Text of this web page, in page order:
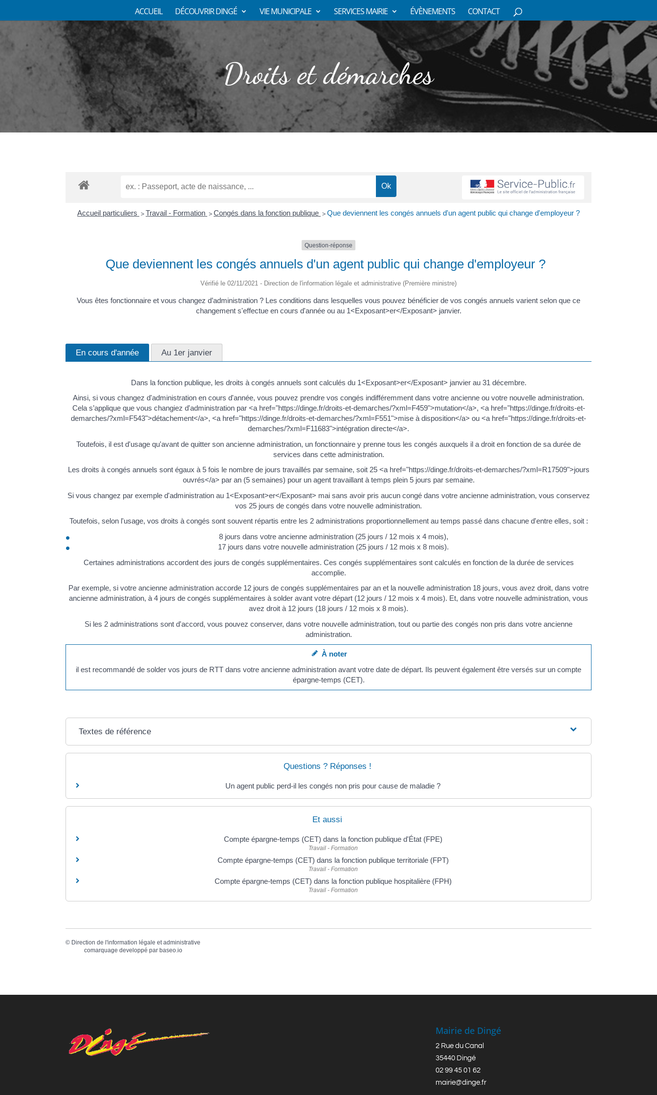
ACCUEIL DÉCOUVRIR DINGÉ VIE MUNICIPALE SERVICES MAIRIE ÉVÈNEMENTS CONTACT
Droits et démarches
Accueil particuliers > Travail - Formation > Congés dans la fonction publique > Que deviennent les congés annuels d'un agent public qui change d'employeur ?
Question-réponse
Que deviennent les congés annuels d'un agent public qui change d'employeur ?
Vérifié le 02/11/2021 - Direction de l'information légale et administrative (Première ministre)
Vous êtes fonctionnaire et vous changez d’administration ? Les conditions dans lesquelles vous pouvez bénéficier de vos congés annuels varient selon que ce
changement s'effectue en cours d'année ou au 1<Exposant>er</Exposant> janvier.
En cours d'année Au 1er janvier
Dans la fonction publique, les droits à congés annuels sont calculés du 1<Exposant>er</Exposant> janvier au 31 décembre.
Ainsi, si vous changez d'administration en cours d'année, vous pouvez prendre vos congés indifféremment dans votre ancienne ou votre nouvelle administration.
Cela s’applique que vous changiez d'administration par <a href="https://dinge.fr/droits-et-demarches/?xml=F459">mutation</a>, <a href="https://dinge.fr/droits-et-
demarches/?xml=F543">détachement</a>, <a href="https://dinge.fr/droits-et-demarches/?xml=F551">mise à disposition</a> ou <a href="https://dinge.fr/droits-et-
demarches/?xml=F11683">intégration directe</a>.
Toutefois, il est d'usage qu'avant de quitter son ancienne administration, un fonctionnaire y prenne tous les congés auxquels il a droit en fonction de sa durée de
services dans cette administration.
Les droits à congés annuels sont égaux à 5 fois le nombre de jours travaillés par semaine, soit 25 <a href="https://dinge.fr/droits-et-demarches/?xml=R17509">jours
ouvrés</a> par an (5 semaines) pour un agent travaillant à temps plein 5 jours par semaine.
Si vous changez par exemple d'administration au 1<Exposant>er</Exposant> mai sans avoir pris aucun congé dans votre ancienne administration, vous conservez
vos 25 jours de congés dans votre nouvelle administration.
Toutefois, selon l'usage, vos droits à congés sont souvent répartis entre les 2 administrations proportionnellement au temps passé dans chacune d'entre elles, soit :
8 jours dans votre ancienne administration (25 jours / 12 mois x 4 mois),
17 jours dans votre nouvelle administration (25 jours / 12 mois x 8 mois).
Certaines administrations accordent des jours de congés supplémentaires. Ces congés supplémentaires sont calculés en fonction de la durée de services
accomplie.
Par exemple, si votre ancienne administration accorde 12 jours de congés supplémentaires par an et la nouvelle administration 18 jours, vous avez droit, dans votre
ancienne administration, à 4 jours de congés supplémentaires à solder avant votre départ (12 jours / 12 mois x 4 mois). Et, dans votre nouvelle administration, vous
avez droit à 12 jours (18 jours / 12 mois x 8 mois).
Si les 2 administrations sont d'accord, vous pouvez conserver, dans votre nouvelle administration, tout ou partie des congés non pris dans votre ancienne
administration.
À noter
il est recommandé de solder vos jours de RTT dans votre ancienne administration avant votre date de départ. Ils peuvent également être versés sur un compte
épargne-temps (CET).
Textes de référence
Questions ? Réponses !
Un agent public perd-il les congés non pris pour cause de maladie ?
Et aussi
Compte épargne-temps (CET) dans la fonction publique d'État (FPE)
Travail - Formation
Compte épargne-temps (CET) dans la fonction publique territoriale (FPT)
Travail - Formation
Compte épargne-temps (CET) dans la fonction publique hospitalière (FPH)
Travail - Formation
© Direction de l'information légale et administrative
comarquage developpé par baseo.io
Mairie de Dingé
2 Rue du Canal
35440 Dingé
02 99 45 01 62
mairie@dinge.fr